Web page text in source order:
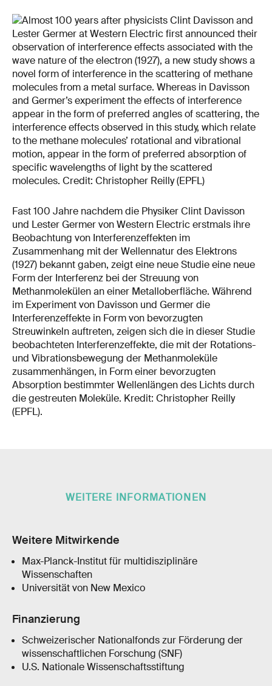
Fast 100 Jahre nachdem die Physiker Clint Davisson
und Lester Germer von Western Electric erstmals ihre
Beobachtung von Interferenzeffekten im
Zusammenhang mit der Wellennatur des Elektrons
(1927) bekannt gaben, zeigt eine neue Studie eine neue
Form der Interferenz bei der Streuung von
Methanmolekülen an einer Metalloberfläche. Während
im Experiment von Davisson und Germer die
Interferenzeffekte in Form von bevorzugten
Streuwinkeln auftreten, zeigen sich die in dieser Studie
beobachteten Interferenzeffekte, die mit der Rotations-
und Vibrationsbewegung der Methanmoleküle
zusammenhängen, in Form einer bevorzugten
Absorption bestimmter Wellenlängen des Lichts durch
die gestreuten Moleküle. Kredit: Christopher Reilly
(EPFL).
WEITERE INFORMATIONEN
Weitere Mitwirkende
Max-Planck-Institut für multidisziplinäre
Wissenschaften
Universität von New Mexico
Finanzierung
Schweizerischer Nationalfonds zur Förderung der
wissenschaftlichen Forschung (SNF)
U.S. Nationale Wissenschaftsstiftung